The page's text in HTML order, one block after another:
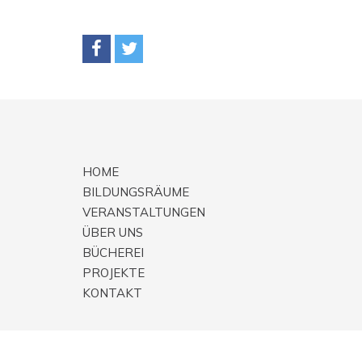
HOME
BILDUNGSRÄUME
VERANSTALTUNGEN
ÜBER UNS
BÜCHEREI
PROJEKTE
KONTAKT